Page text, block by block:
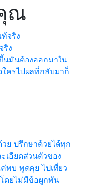
ณ
ริง
นมันต้องออกมาใน
ใครไปผลที่กลับมาก็
ย ปรึกษาด้วยได้ทุก
ะเอียดส่วนตัวของ
พบ พูดคุย ไปเที่ยว
ดยไม่มีข้อผูกพัน